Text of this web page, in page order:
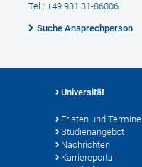
Tel.: +49 931 31-86006
Suche Ansprechperson
Universität
Fristen und Termine
Studienangebot
Nachrichten
Karriereportal